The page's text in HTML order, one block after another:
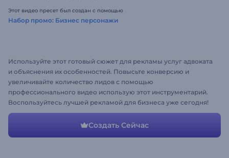
Этот видео пресет был создан с помощью
Набор промо: Бизнес персонажи
Используйте этот готовый сюжет для рекламы услуг адвоката
и объяснения их особенностей. Повысьте конверсию и
увеличивайте количество лидов с помощью
профессионального видео использую этот инструментарий.
Воспользуйтесь лучшей рекламой для бизнеса уже сегодня!
Создать Сейчас